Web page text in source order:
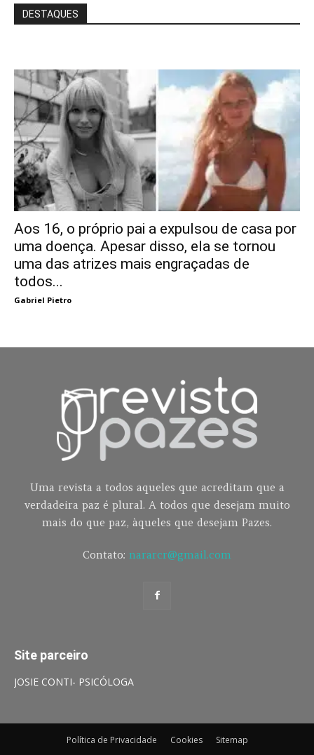
DESTAQUES
Aos 16, o próprio pai a expulsou de casa por
uma doença. Apesar disso, ela se tornou
uma das atrizes mais engraçadas de
todos...
Gabriel Pietro
Uma revista a todos aqueles que acreditam que a
verdadeira paz é plural. A todos que desejam muito
mais do que paz, àqueles que desejam Pazes.
Contato: nararcr@gmail.com
Site parceiro
JOSIE CONTI- PSICÓLOGA
Política de Privacidade Cookies Sitemap